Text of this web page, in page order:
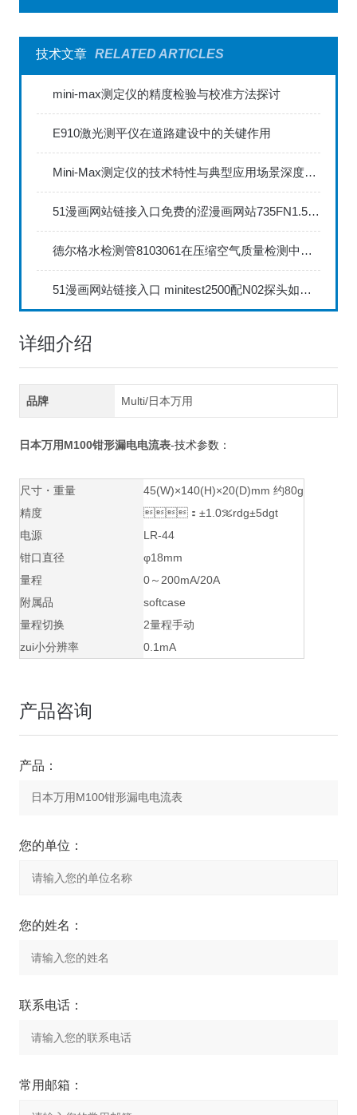
技术文章 RELATED ARTICLES
mini-max测定仪的精度检验与校准方法探讨
E910激光测平仪在道路建设中的关键作用
Mini-Max测定仪的技术特性与典型应用场景深度解读
51漫画网站链接入口免费的涩漫画网站735FN1.5正确的校准步骤
德尔格水检测管8103061在压缩空气质量检测中的应用
51漫画网站链接入口 minitest2500配N02探头如何两点校准？
详细介绍
品牌 Multi/日本万用
日本万用M100钳形漏电电流表-技术参数：
尺寸・重量
45(W)×140(H)×20(D)mm 约80g
精度
：±1.0％rdg±5dgt
电源
LR-44
钳口直径
φ18mm
量程
0～200mA/20A
附属品
softcase
量程切换
2量程手动
zui小分辨率
0.1mA
产品咨询
产品：
您的单位：
您的姓名：
联系电话：
常用邮箱：